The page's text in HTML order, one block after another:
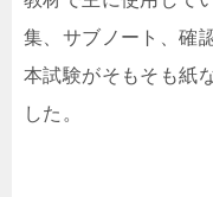
集、サブノート、確
本試験がそもそも紙
した。